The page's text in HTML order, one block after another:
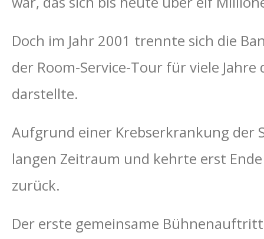
Doch im Jahr 2001 trennte sich die
der Room-Service-Tour für viele
darstellte.
Aufgrund einer Krebserkrankung der
langen Zeitraum und kehrte erst
zurück.
Der erste gemeinsame